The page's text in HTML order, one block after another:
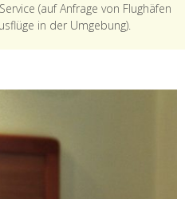
(auf Anfrage von Flughäfen
in der Umgebung).